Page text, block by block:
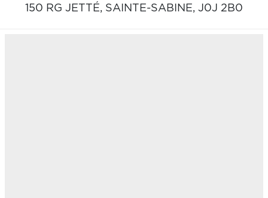
150 RG JETTÉ, SAINTE-SABINE, J0J 2B0